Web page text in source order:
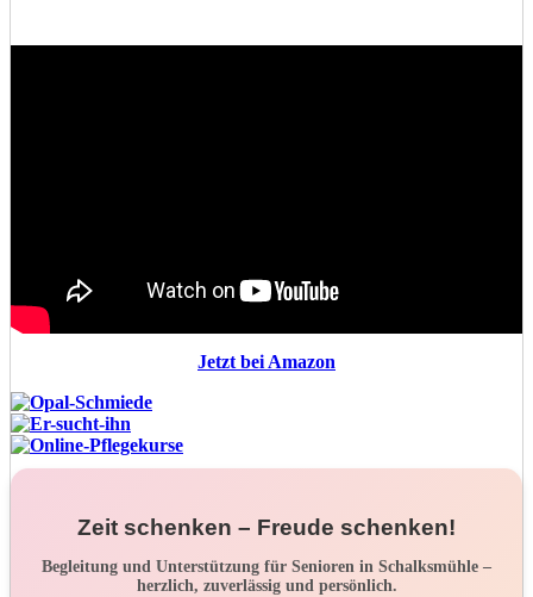
Jetzt bei Amazon
Zeit schenken – Freude schenken!
Begleitung und Unterstützung für Senioren in Schalksmühle –
herzlich, zuverlässig und persönlich.